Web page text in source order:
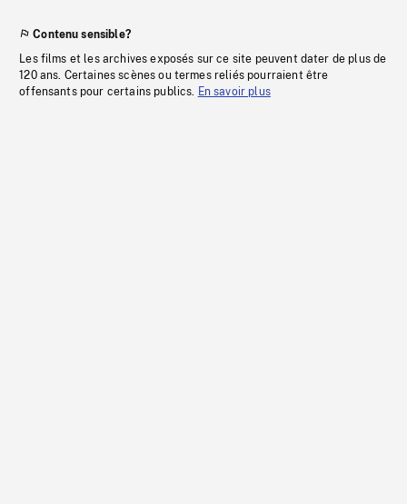
Contenu sensible?
Les films et les archives exposés sur ce site peuvent dater de plus de
120 ans. Certaines scènes ou termes reliés pourraient être
offensants pour certains publics. En savoir plus